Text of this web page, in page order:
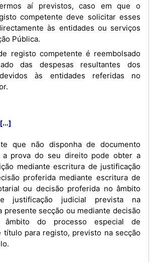
aí previstos, caso em que o
competente deve solicitar esses
às entidades ou serviços
Pública.
das despesas resultantes dos
às entidades referidas no
[...]
a prova do seu direito pode obter a
mediante escritura de justificação
proferida mediante escritura de
ou decisão proferida no âmbito
justificação judicial prevista na
presente secção ou mediante decisão
âmbito do processo especial de
título para registo, previsto na secção